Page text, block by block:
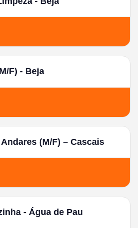
F) - Beja
(M/F) – Cascais
- Água de Pau